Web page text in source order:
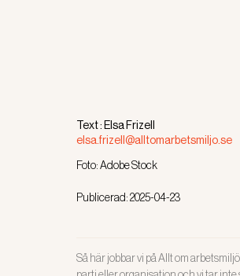
Text :Elsa Frizell
elsa.frizell@alltomarbetsmiljo.se
Foto:Adobe Stock
Publicerad:2025-04-23
Så här jobbar vi på Allt om